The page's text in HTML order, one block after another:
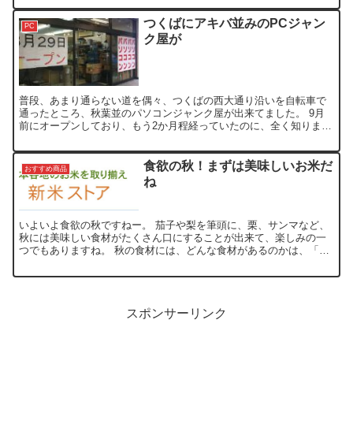
PC
つくばにアキバ並みのPCジャン
ク屋が
普段、あまり通らない道を偶々、つくばの西大通り沿いを自転車で
通ったところ、秋葉並のパソコンジャンク屋が出来てました。 9月
前にオープンしており、もう2か月程経っていたのに、全く知りませ
おすすめ商品
食欲の秋！まずは美味しいお米だ
ね
いよいよ食欲の秋ですねー。 茄子や梨を筆頭に、栗、サンマなど、
秋には美味しい食材がたくさん口にすることが出来て、楽しみの一
つでもありますね。 秋の食材には、どんな食材があるのかは、「旬
スポンサーリンク